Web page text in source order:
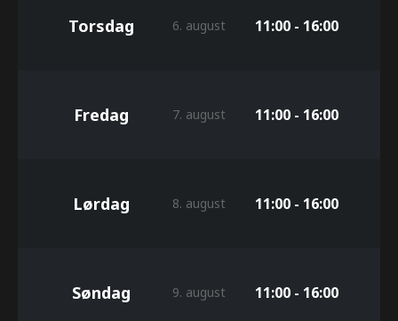
Torsdag 6. august 11:00 - 16:00
Fredag 7. august 11:00 - 16:00
Lørdag 8. august 11:00 - 16:00
Søndag 9. august 11:00 - 16:00